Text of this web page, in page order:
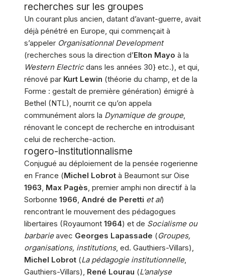
recherches sur les groupes
Un courant plus ancien, datant d’avant-guerre, avait
déjà pénétré en Europe, qui commençait à
s’appeler Organisationnal Development
(recherches sous la direction d’Elton Mayo à la
Western Electricdans les années 30} etc.), et qui,
rénové par Kurt Lewin (théorie du champ, et de la
Forme : gestalt de première génération) émigré à
Bethel (NTL), nourrit ce qu’on appela
communément alors la Dynamique de groupe,
rénovant le concept de recherche en introduisant
celui de recherche-action.
rogero-institutionnalisme
Conjugué au déploiement de la pensée rogerienne
en France (Michel Lobrot à Beaumont sur Oise
1963, Max Pagès, premier amphi non directif à la
Sorbonne 1966, André de Peretti et al)
rencontrant le mouvement des pédagogues
libertaires (Royaumont 1964) et de Socialisme ou
barbarieavec Georges Lapassade (Groupes,
organisations, institutions, ed. Gauthiers-Villars),
Michel Lobrot (La pédagogie institutionnelle,
Gauthiers-Villars), René Lourau (L’analyse